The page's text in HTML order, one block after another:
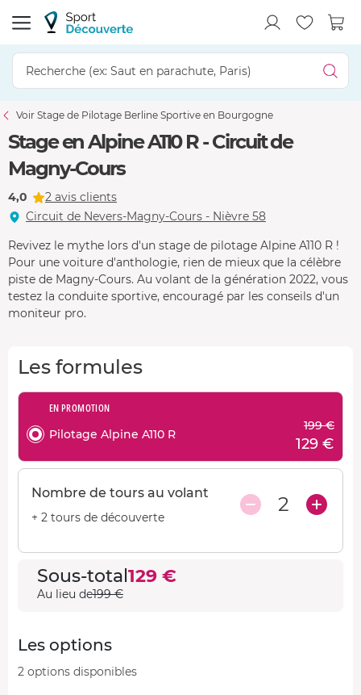
Voir Stage de Pilotage Berline Sportive en Bourgogne
Stage en Alpine A110 R - Circuit de
Magny-Cours
4,0
2 avis clients
Circuit de Nevers-Magny-Cours - Nièvre 58
Revivez le mythe lors d'un stage de pilotage Alpine A110 R !
Pour une voiture d'anthologie, rien de mieux que la célèbre
piste de Magny-Cours. Au volant de la génération 2022, vous
testez la conduite sportive, encouragé par les conseils d'un
moniteur pro.
Les formules
EN PROMOTION
Pilotage Alpine A110 R
199 €
129 €
Nombre de tours au volant
+ 2 tours de découverte
2
Sous-total129 €
Au lieu de199 €
Les options
2 options disponibles